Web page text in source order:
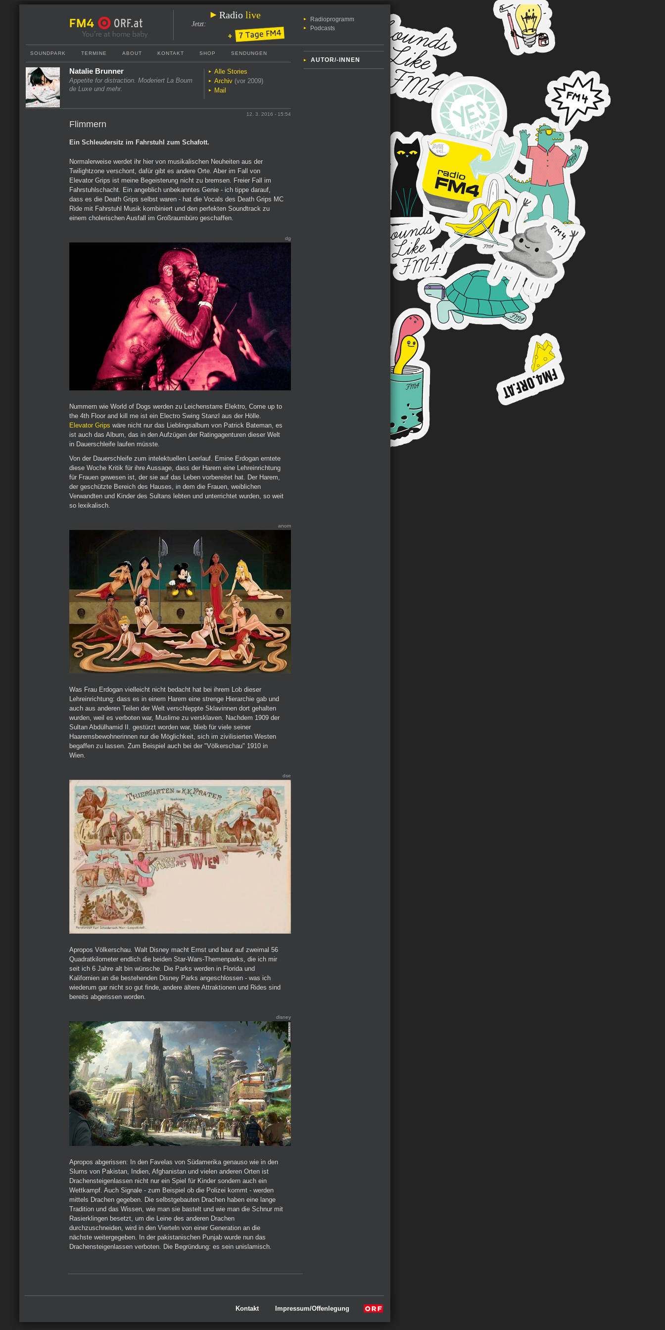
Radio live
Jetzt:
Radioprogramm
Podcasts
AUTOR/-INNEN
SOUNDPARK TERMINE ABOUT KONTAKT SHOP SENDUNGEN
Natalie Brunner
Appetite for distraction. Moderiert La Boum
de Luxe und mehr.
Alle Stories
Archiv (vor 2009)
Mail
12. 3. 2016 - 15:54
Flimmern
Ein Schleudersitz im Fahrstuhl zum Schafott.
Normalerweise werdet ihr hier von musikalischen Neuheiten aus der
Twilightzone verschont, dafür gibt es andere Orte. Aber im Fall von
Elevator Grips ist meine Begeisterung nicht zu bremsen. Freier Fall im
Fahrstuhlschacht. Ein angeblich unbekanntes Genie - ich tippe darauf,
dass es die Death Grips selbst waren - hat die Vocals des Death Grips MC
Ride mit Fahrstuhl Musik kombiniert und den perfekten Soundtrack zu
einem cholerischen Ausfall im Großraumbüro geschaffen.
dg
Nummern wie World of Dogs werden zu Leichenstarre Elektro, Come up to
the 4th Floor and kill me ist ein Electro Swing Stanzl aus der Hölle.
Elevator Grips wäre nicht nur das Lieblingsalbum von Patrick Bateman, es
ist auch das Album, das in den Aufzügen der Ratingagenturen dieser Welt
in Dauerschleife laufen müsste.
Von der Dauerschleife zum intelektuellen Leerlauf. Emine Erdogan erntete
diese Woche Kritik für ihre Aussage, dass der Harem eine Lehreinrichtung
für Frauen gewesen ist, der sie auf das Leben vorbereitet hat. Der Harem,
der geschützte Bereich des Hauses, in dem die Frauen, weiblichen
Verwandten und Kinder des Sultans lebten und unterrichtet wurden, so weit
so lexikalisch.
anom
Was Frau Erdogan vielleicht nicht bedacht hat bei ihrem Lob dieser
Lehreinrichtung: dass es in einem Harem eine strenge Hierarchie gab und
auch aus anderen Teilen der Welt verschleppte Sklavinnen dort gehalten
wurden, weil es verboten war, Muslime zu versklaven. Nachdem 1909 der
Sultan Abdülhamid II. gestürzt worden war, blieb für viele seiner
Haaremsbewohnerinnen nur die Möglichkeit, sich im zivilisierten Westen
begaffen zu lassen. Zum Beispiel auch bei der "Völkerschau" 1910 in
Wien.
dse
Apropos Völkerschau. Walt Disney macht Ernst und baut auf zweimal 56
Quadratkilometer endlich die beiden Star-Wars-Themenparks, die ich mir
seit ich 6 Jahre alt bin wünsche. Die Parks werden in Florida und
Kalifornien an die bestehenden Disney Parks angeschlossen - was ich
wiederum gar nicht so gut finde, andere ältere Attraktionen und Rides sind
bereits abgerissen worden.
disney
Apropos abgerissen: In den Favelas von Südamerika genauso wie in den
Slums von Pakistan, Indien, Afghanistan und vielen anderen Orten ist
Drachensteigenlassen nicht nur ein Spiel für Kinder sondern auch ein
Wettkampf. Auch Signale - zum Beispiel ob die Polizei kommt - werden
mittels Drachen gegeben. Die selbstgebauten Drachen haben eine lange
Tradition und das Wissen, wie man sie bastelt und wie man die Schnur mit
Rasierklingen besetzt, um die Leine des anderen Drachen
durchzuschneiden, wird in den Vierteln von einer Generation an die
nächste weitergegeben. In der pakistanischen Punjab wurde nun das
Drachensteigenlassen verboten. Die Begründung: es sein unislamisch.
Kontakt Impressum/Offenlegung